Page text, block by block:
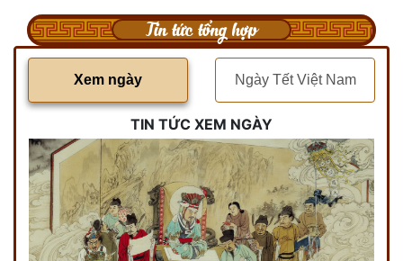
Tin tức tổng hợp
Xem ngày Ngày Tết Việt Nam
TIN TỨC XEM NGÀY